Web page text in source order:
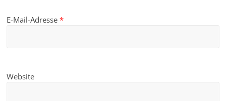
E-Mail-Adresse*
Website